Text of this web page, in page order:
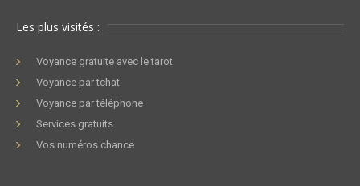
Les plus visités :
Voyance gratuite avec le tarot
Voyance par tchat
Voyance par téléphone
Services gratuits
Vos numéros chance